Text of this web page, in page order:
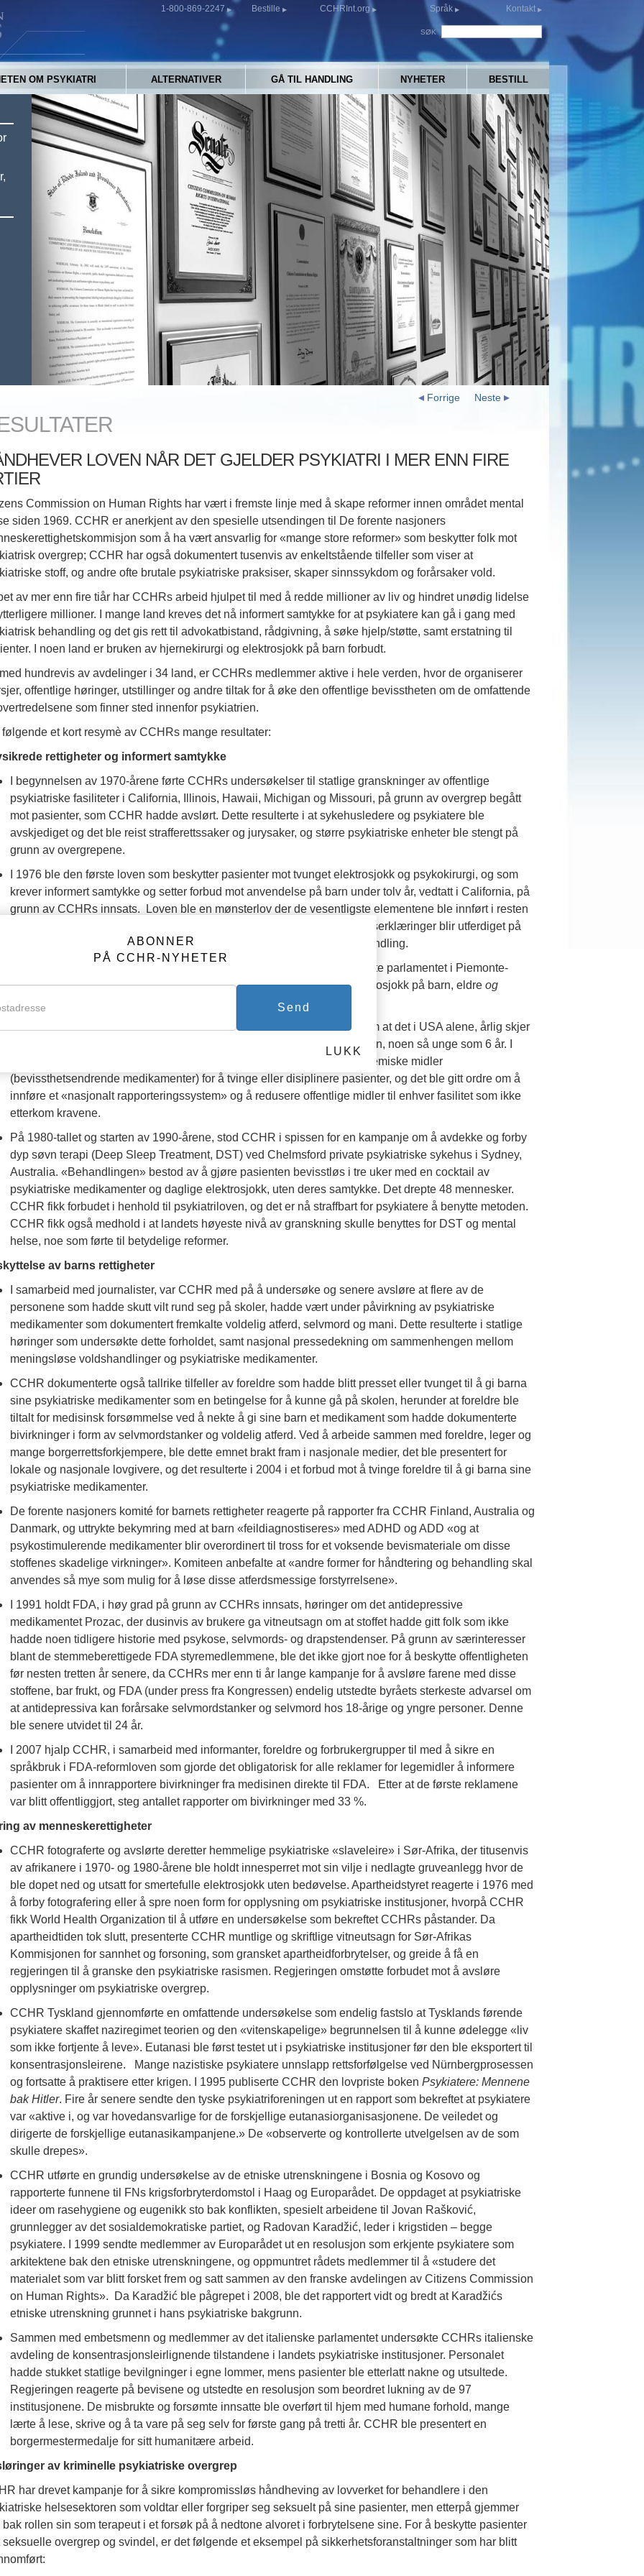
1-800-869-2247 Bestille CCHRInt.org Språk Kontakt
SØK
OM PSYKIATRI ALTERNATIVER GÅ TIL HANDLING NYHETER BESTILL
Neste
Forrige
LOVEN NÅR DET GJELDER PSYKIATRI I MER ENN FIRE
Commission on Human Rights har vært i fremste linje med å skape reformer innen området mental
siden 1969. CCHR er anerkjent av den spesielle utsendingen til De forente nasjoners
som å ha vært ansvarlig for «mange store reformer» som beskytter folk mot
overgrep; CCHR har også dokumentert tusenvis av enkeltstående tilfeller som viser at
stoff, og andre ofte brutale psykiatriske praksiser, skaper sinnssykdom og forårsaker vold.
av mer enn fire tiår har CCHRs arbeid hjulpet til med å redde millioner av liv og hindret unødig lidelse
millioner. I mange land kreves det nå informert samtykke for at psykiatere kan gå i gang med
behandling og det gis rett til advokatbistand, rådgivning, å søke hjelp/støtte, samt erstatning til
I noen land er bruken av hjernekirurgi og elektrosjokk på barn forbudt.
hundrevis av avdelinger i 34 land, er CCHRs medlemmer aktive i hele verden, hvor de organiserer
offentlige høringer, utstillinger og andre tiltak for å øke den offentlige bevisstheten om de omfattende
som finner sted innenfor psykiatrien.
et kort resymè av CCHRs mange resultater:
rettigheter og informert samtykke
I begynnelsen av 1970-årene førte CCHRs undersøkelser til statlige granskninger av offentlige
psykiatriske fasiliteter i California, Illinois, Hawaii, Michigan og Missouri, på grunn av overgrep begått
mot pasienter, som CCHR hadde avslørt. Dette resulterte i at sykehusledere og psykiatere ble
avskjediget og det ble reist strafferettssaker og jurysaker, og større psykiatriske enheter ble stengt på
grunn av overgrepene.
I 1976 ble den første loven som beskytter pasienter mot tvunget elektrosjokk og psykokirurgi, og som
krever informert samtykke og setter forbud mot anvendelse på barn under tolv år, vedtatt i California, på
grunn av CCHRs innsats. Loven ble en mønsterlov der de vesentligste elementene ble innført i resten
av USA og i andre land. I Texas skal psykiatere også sikre at obduksjonserklæringer blir utferdiget på
alle dødsfall som inntreffer innen fjorten dager etter en elektrosjokkbehandling.
I Italia, hvor elektrosjokkbehandlingen opprinnelig ble oppfunnet, reagerte parlamentet i Piemonte-
regionen på CCHRs opplysninger med enstemmig å forby bruk av elektrosjokk på barn, eldre og
gravide kvinner.
I 1990 avdekket CCHR, i samarbeid med politikere og medier, det faktum at det i USA alene, årlig skjer
opp mot 150 dødsfall som følge av tvang, hvorav nesten ti prosent er barn, noen så unge som 6 år. I
1999 ble det vedtatt lover for hele USA som forbød bruk av fysiske og kjemiske midler
(bevissthetsendrende medikamenter) for å tvinge eller disiplinere pasienter, og det ble gitt ordre om å
innføre et «nasjonalt rapporteringssystem» og å redusere offentlige midler til enhver fasilitet som ikke
etterkom kravene.
På 1980-tallet og starten av 1990-årene, stod CCHR i spissen for en kampanje om å avdekke og forby
dyp søvn terapi (Deep Sleep Treatment, DST) ved Chelmsford private psykiatriske sykehus i Sydney,
Australia. «Behandlingen» bestod av å gjøre pasienten bevisstløs i tre uker med en cocktail av
psykiatriske medikamenter og daglige elektrosjokk, uten deres samtykke. Det drepte 48 mennesker.
CCHR fikk forbudet i henhold til psykiatriloven, og det er nå straffbart for psykiatere å benytte metoden.
CCHR fikk også medhold i at landets høyeste nivå av granskning skulle benyttes for DST og mental
helse, noe som førte til betydelige reformer.
av barns rettigheter
I samarbeid med journalister, var CCHR med på å undersøke og senere avsløre at flere av de
personene som hadde skutt vilt rund seg på skoler, hadde vært under påvirkning av psykiatriske
medikamenter som dokumentert fremkalte voldelig atferd, selvmord og mani. Dette resulterte i statlige
høringer som undersøkte dette forholdet, samt nasjonal pressedekning om sammenhengen mellom
meningsløse voldshandlinger og psykiatriske medikamenter.
CCHR dokumenterte også tallrike tilfeller av foreldre som hadde blitt presset eller tvunget til å gi barna
sine psykiatriske medikamenter som en betingelse for å kunne gå på skolen, herunder at foreldre ble
tiltalt for medisinsk forsømmelse ved å nekte å gi sine barn et medikament som hadde dokumenterte
bivirkninger i form av selvmordstanker og voldelig atferd. Ved å arbeide sammen med foreldre, leger og
mange borgerrettsforkjempere, ble dette emnet brakt fram i nasjonale medier, det ble presentert for
lokale og nasjonale lovgivere, og det resulterte i 2004 i et forbud mot å tvinge foreldre til å gi barna sine
psykiatriske medikamenter.
De forente nasjoners komité for barnets rettigheter reagerte på rapporter fra CCHR Finland, Australia og
Danmark, og uttrykte bekymring med at barn «feildiagnostiseres» med ADHD og ADD «og at
psykostimulerende medikamenter blir overordinert til tross for et voksende bevismateriale om disse
stoffenes skadelige virkninger». Komiteen anbefalte at «andre former for håndtering og behandling skal
anvendes så mye som mulig for å løse disse atferdsmessige forstyrrelsene».
I 1991 holdt FDA, i høy grad på grunn av CCHRs innsats, høringer om det antidepressive
medikamentet Prozac, der dusinvis av brukere ga vitneutsagn om at stoffet hadde gitt folk som ikke
hadde noen tidligere historie med psykose, selvmords- og drapstendenser. På grunn av særinteresser
blant de stemmeberettigede FDA styremedlemmene, ble det ikke gjort noe for å beskytte offentligheten
før nesten tretten år senere, da CCHRs mer enn ti år lange kampanje for å avsløre farene med disse
stoffene, bar frukt, og FDA (under press fra Kongressen) endelig utstedte byråets sterkeste advarsel om
at antidepressiva kan forårsake selvmordstanker og selvmord hos 18-årige og yngre personer. Denne
ble senere utvidet til 24 år.
I 2007 hjalp CCHR, i samarbeid med informanter, foreldre og forbrukergrupper til med å sikre en
språkbruk i FDA-reformloven som gjorde det obligatorisk for alle reklamer for legemidler å informere
pasienter om å innrapportere bivirkninger fra medisinen direkte til FDA. Etter at de første reklamene
var blitt offentliggjort, steg antallet rapporter om bivirkninger med 33 %.
av menneskerettigheter
CCHR fotograferte og avslørte deretter hemmelige psykiatriske «slaveleire» i Sør-Afrika, der titusenvis
av afrikanere i 1970- og 1980-årene ble holdt innesperret mot sin vilje i nedlagte gruveanlegg hvor de
ble dopet ned og utsatt for smertefulle elektrosjokk uten bedøvelse. Apartheidstyret reagerte i 1976 med
å forby fotografering eller å spre noen form for opplysning om psykiatriske institusjoner, hvorpå CCHR
fikk World Health Organization til å utføre en undersøkelse som bekreftet CCHRs påstander. Da
apartheidtiden tok slutt, presenterte CCHR muntlige og skriftlige vitneutsagn for Sør-Afrikas
Kommisjonen for sannhet og forsoning, som gransket apartheidforbrytelser, og greide å få en
regjeringen til å granske den psykiatriske rasismen. Regjeringen omstøtte forbudet mot å avsløre
opplysninger om psykiatriske overgrep.
CCHR Tyskland gjennomførte en omfattende undersøkelse som endelig fastslo at Tysklands førende
psykiatere skaffet naziregimet teorien og den «vitenskapelige» begrunnelsen til å kunne ødelegge «liv
som ikke fortjente å leve». Eutanasi ble først testet ut i psykiatriske institusjoner før den ble eksportert til
konsentrasjonsleirene. Mange nazistiske psykiatere unnslapp rettsforfølgelse ved Nürnbergprosessen
og fortsatte å praktisere etter krigen. I 1995 publiserte CCHR den lovpriste boken Psykiatere: Mennene
bak Hitler. Fire år senere sendte den tyske psykiatriforeningen ut en rapport som bekreftet at psykiatere
var «aktive i, og var hovedansvarlige for de forskjellige eutanasiorganisasjonene. De veiledet og
dirigerte de forskjellige eutanasikampanjene.» De «observerte og kontrollerte utvelgelsen av de som
skulle drepes».
CCHR utførte en grundig undersøkelse av de etniske utrenskningene i Bosnia og Kosovo og
rapporterte funnene til FNs krigsforbryterdomstol i Haag og Europarådet. De oppdaget at psykiatriske
ideer om rasehygiene og eugenikk sto bak konflikten, spesielt arbeidene til Jovan Rašković,
grunnlegger av det sosialdemokratiske partiet, og Radovan Karadžić, leder i krigstiden – begge
psykiatere. I 1999 sendte medlemmer av Europarådet ut en resolusjon som erkjente psykiatere som
arkitektene bak den etniske utrenskningene, og oppmuntret rådets medlemmer til å «studere det
materialet som var blitt forsket frem og satt sammen av den franske avdelingen av Citizens Commission
on Human Rights». Da Karadžić ble pågrepet i 2008, ble det rapportert vidt og bredt at Karadžićs
etniske utrenskning grunnet i hans psykiatriske bakgrunn.
Sammen med embetsmenn og medlemmer av det italienske parlamentet undersøkte CCHRs italienske
avdeling de konsentrasjonsleirlignende tilstandene i landets psykiatriske institusjoner. Personalet
hadde stukket statlige bevilgninger i egne lommer, mens pasienter ble etterlatt nakne og utsultede.
Regjeringen reagerte på bevisene og utstedte en resolusjon som beordret lukning av de 97
institusjonene. De misbrukte og forsømte innsatte ble overført til hjem med humane forhold, mange
lærte å lese, skrive og å ta vare på seg selv for første gang på tretti år. CCHR ble presentert en
borgermestermedalje for sitt humanitære arbeid.
av kriminelle psykiatriske overgrep
har drevet kampanje for å sikre kompromissløs håndheving av lovverket for behandlere i den
helsesektoren som voldtar eller forgriper seg seksuelt på sine pasienter, men etterpå gjemmer
bak rollen sin som terapeut i et forsøk på å nedtone alvoret i forbrytelsene sine. For å beskytte pasienter
seksuelle overgrep og svindel, er det følgende et eksempel på sikkerhetsforanstaltninger som har blitt
ABONNER
PÅ CCHR-NYHETER
Send
LUKK